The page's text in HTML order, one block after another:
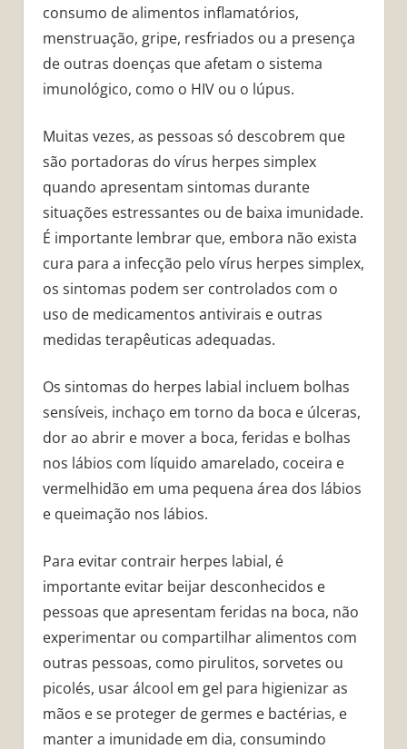
consumo de alimentos inflamatórios,
menstruação, gripe, resfriados ou a presença
de outras doenças que afetam o sistema
imunológico, como o HIV ou o lúpus.
Muitas vezes, as pessoas só descobrem que
são portadoras do vírus herpes simplex
quando apresentam sintomas durante
situações estressantes ou de baixa imunidade.
É importante lembrar que, embora não exista
cura para a infecção pelo vírus herpes simplex,
os sintomas podem ser controlados com o
uso de medicamentos antivirais e outras
medidas terapêuticas adequadas.
Os sintomas do herpes labial incluem bolhas
sensíveis, inchaço em torno da boca e úlceras,
dor ao abrir e mover a boca, feridas e bolhas
nos lábios com líquido amarelado, coceira e
vermelhidão em uma pequena área dos lábios
e queimação nos lábios.
Para evitar contrair herpes labial, é
importante evitar beijar desconhecidos e
pessoas que apresentam feridas na boca, não
experimentar ou compartilhar alimentos com
outras pessoas, como pirulitos, sorvetes ou
picolés, usar álcool em gel para higienizar as
mãos e se proteger de germes e bactérias, e
manter a imunidade em dia, consumindo